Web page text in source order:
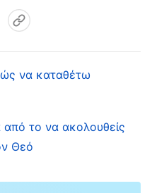
στους αδελφούς και
αλήθεια ούτε
αδελφών, και δεν
δυνατόν να
να κατανοήσουν την
πραγματικότητα
να καταθέτω
το να ακολουθείς
Θεό